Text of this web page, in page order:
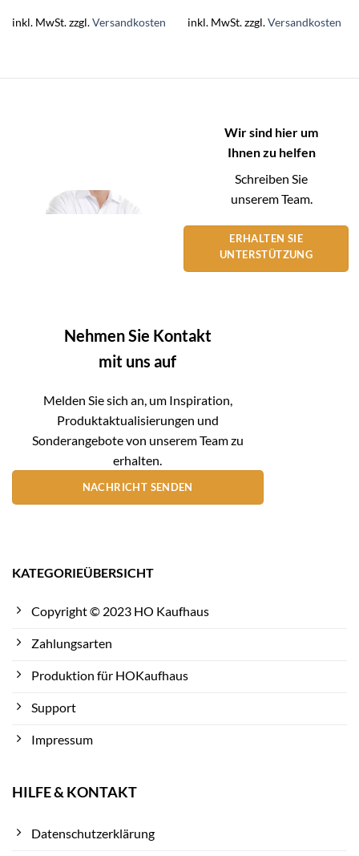
inkl. MwSt.zzgl.Versandkosten inkl. MwSt.zzgl.Versandkosten
Wir sind hier um
Ihnen zu helfen
Schreiben Sie
unserem Team.
ERHALTEN SIE
UNTERSTÜTZUNG
Nehmen Sie Kontakt
mit uns auf
Melden Sie sich an, um Inspiration,
Produktaktualisierungen und
Sonderangebote von unserem Team zu
erhalten.
NACHRICHT SENDEN
KATEGORIEÜBERSICHT
Copyright © 2023 HO Kaufhaus
Zahlungsarten
Produktion für HOKaufhaus
Support
Impressum
HILFE & KONTAKT
Datenschutzerklärung